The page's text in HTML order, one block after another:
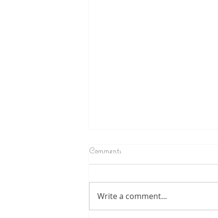
Comments
Write a comment...